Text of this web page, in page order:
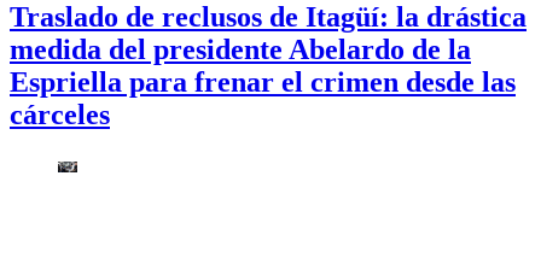
Traslado de reclusos de Itagüí: la drástica
medida del presidente Abelardo de la
Espriella para frenar el crimen desde las
cárceles